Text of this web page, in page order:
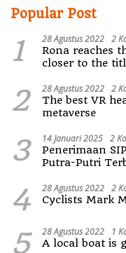
Popular Post
1 28 Agustus 2022 2
Rona reaches
closer to the
2 28 Agustus 2022 2
The best VR
metaverse
3 14 Januari 2025 2
Penerimaan
Putra-Putri
4 28 Agustus 2022 2
Cyclists Mark
5 28 Agustus 2022 1
A local boat is